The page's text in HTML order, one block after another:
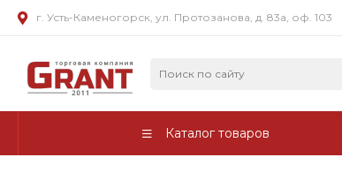
г. Усть-Каменогорск, ул. Протозанова, д. 83а, оф. 103
Каталог товаров